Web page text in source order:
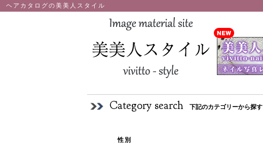
ヘアカタログの美美人スタイル
Category search 下記のカテゴリーから探す
性別